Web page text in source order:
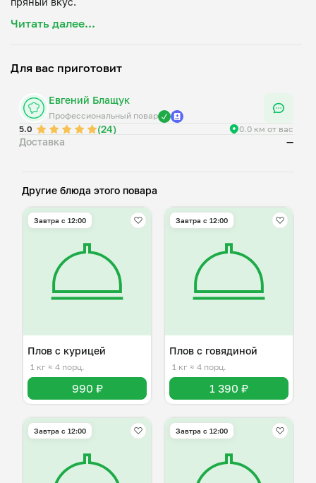
Читать далее...
Для вас приготовит
Евгений Блащук
Профессиональный повар
5.0
(24) 0.0 км от вас
Доставка —
Другие блюда этого повара
Завтра c 12:00
Плов с курицей
1 кг ≈ 4 порц.
990 ₽
Завтра c 12:00
Плов с говядиной
1 кг ≈ 4 порц.
1 390 ₽
Завтра c 12:00 Завтра c 12:00